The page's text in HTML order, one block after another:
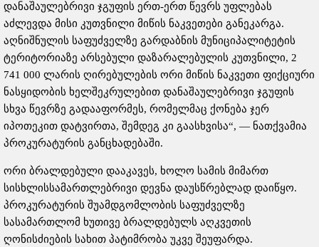
დანაშაულებრივი ჯგუფის ერთ-ერთ წევრს უფლებას
აძლევდა მისი კუთვნილი მიწის ნაკვეთები განეკარგა.
აღნიშნულის საფუძველზე გარდაბნის მუნიციპალიტეტის
ტერიტორიაზე არსებული დაზარალებულის კუთვნილი, 2
741 000 ლარის ღირებულების ორი მიწის ნაკვეთი ფიქციური
ნასყიდობის ხელშეკრულებით დანაშაულებრივი ჯგუფის
სხვა წევრზე გადააფორმეს, რომელმაც ქონება ჯერ
იპოთეკით დატვირთა, შემდეგ კი გაასხვისა“, — ნათქვამია
პროკურატურის განცხადებაში.
ორი ბრალდებული დააკავეს, ხოლო სამის მიმართ
სისხლისსამართლებრივი დევნა დაუსწრებლად დაიწყო.
პროკურატურის შუამდგომლობის საფუძველზე
სასამართლომ ხუთივე ბრალდებულს აღკვეთის
ღონისძიების სახით პატიმრობა უკვე შეუფარდა.